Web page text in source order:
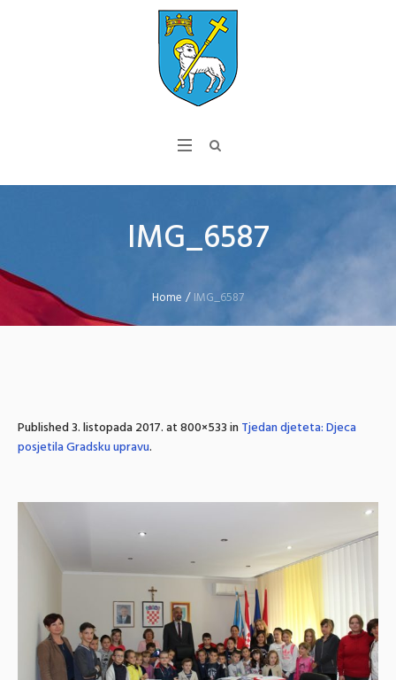
IMG_6587
Home /IMG_6587
Published3. listopada 2017.at 800×533 inTjedan djeteta: Djeca
posjetila Gradsku upravu.